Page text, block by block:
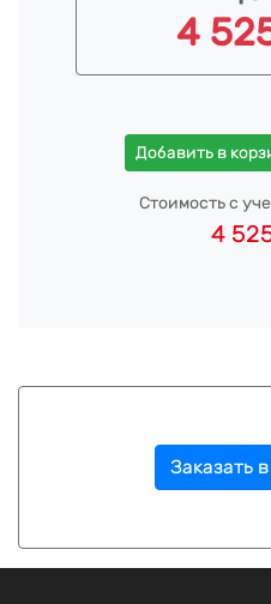
4
Добавить в
Стоимость с
4
Заказать